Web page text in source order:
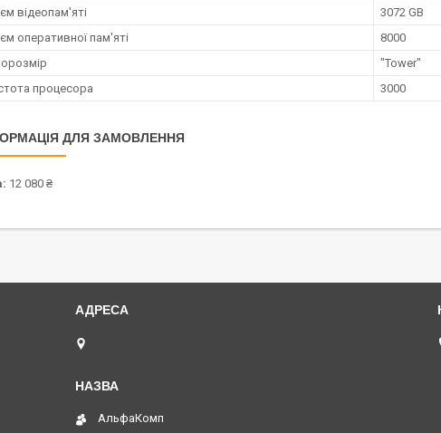
відеопам'яті
3072 GB
оперативної пам'яті
8000
"Tower"
процесора
3000
ДЛЯ ЗАМОВЛЕННЯ
12 080 ₴
АльфаКомп